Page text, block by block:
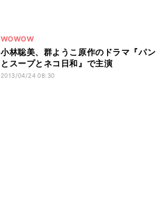
WOWOW
小林聡美、群ようこ原作のドラマ『パン
とスープとネコ日和』で主演
2013/04/24 08:30